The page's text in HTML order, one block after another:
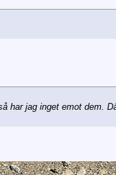
har jag inget emot dem.